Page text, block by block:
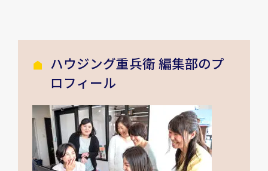
ハウジング重兵衛 編集部のプ
ロフィール